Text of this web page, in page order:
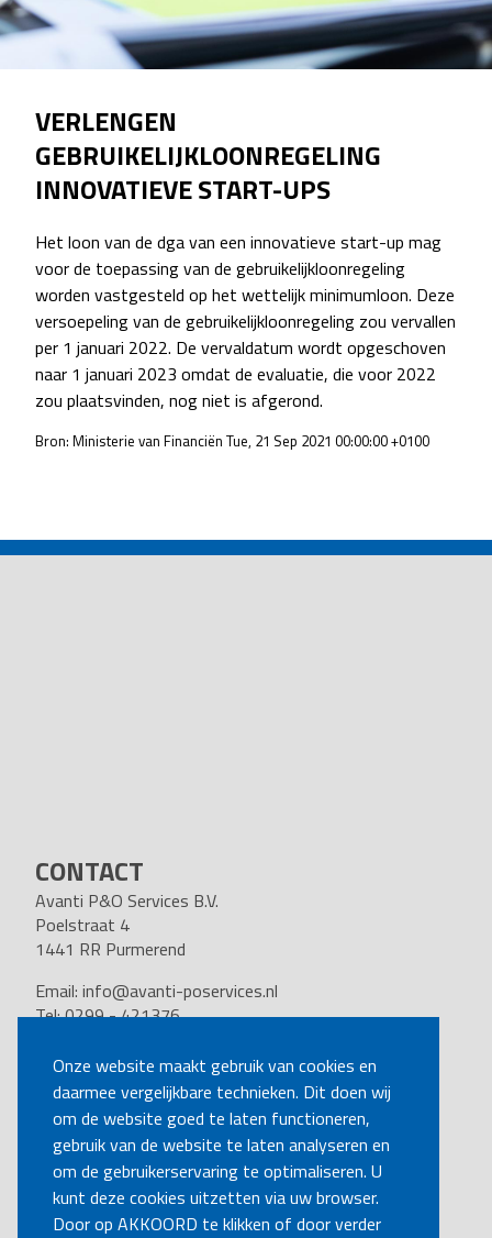
Onze website maakt gebruik van cookies en
daarmee vergelijkbare technieken. Dit doen wij
om de website goed te laten functioneren,
gebruik van de website te laten analyseren en
om de gebruikerservaring te optimaliseren. U
kunt deze cookies uitzetten via uw browser.
Door op AKKOORD te klikken of door verder
VERLENGEN
GEBRUIKELIJKLOONREGELING
INNOVATIEVE START-UPS
Het loon van de dga van een innovatieve start-up mag
voor de toepassing van de gebruikelijkloonregeling
worden vastgesteld op het wettelijk minimumloon. Deze
versoepeling van de gebruikelijkloonregeling zou vervallen
per 1 januari 2022. De vervaldatum wordt opgeschoven
naar 1 januari 2023 omdat de evaluatie, die voor 2022
zou plaatsvinden, nog niet is afgerond.
Bron: Ministerie van Financiën Tue, 21 Sep 2021 00:00:00 +0100
NAVIGATION
CONTACT
Avanti P&O Services B.V.
Poelstraat 4
1441 RR Purmerend
Email: info@avanti-poservices.nl
Tel: 0299 - 421376
Kvk nummer: 37140121
VOLG ONS
BEL MIJ TERUG